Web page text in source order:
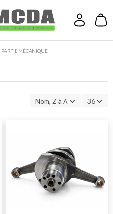
PARTIE MÉCANIQUE
Nom, Z à A 36